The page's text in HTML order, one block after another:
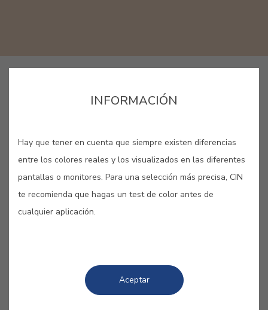
OCRE ROMANO #A268
de una ciudad italiana, esta vez de la
bella Roma y sus fachadas
INFORMACIÓN
Hay que tener en cuenta que siempre existen diferencias
entre los colores reales y los visualizados en las diferentes
pantallas o monitores. Para una selección más precisa, CIN
te recomienda que hagas un test de color antes de
cualquier aplicación.
Aceptar